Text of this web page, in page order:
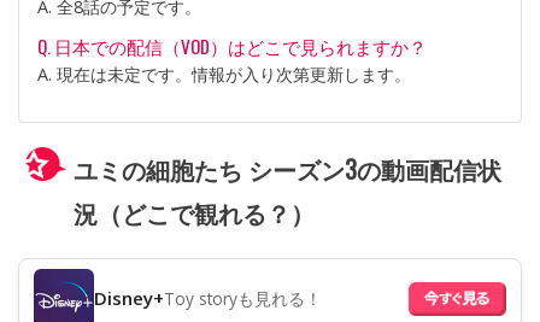
A. 全8話の予定です。
Q. 日本での配信（VOD）はどこで見られますか？
A. 現在は未定です。情報が入り次第更新します。
ユミの細胞たち シーズン3の動画配信状
況（どこで観れる？）
Disney+Toy storyも見れる！